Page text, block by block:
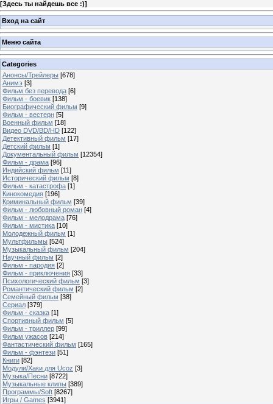
[Здесь ты найдешь все :)]
Вход на сайт
Меню сайта
Categories
Анонсы/Трейлеры [678]
Анимэ [3]
Фильм без перевода [6]
Фильм - боевик [138]
Биографический фильм [9]
Фильм - вестерн [5]
Военный фильм [18]
Видео DVD/BD/HD [122]
Детективный фильм [17]
Детский фильм [1]
Документальный фильм [12354]
Фильм - драма [96]
Индийский фильм [11]
Исторический фильм [8]
Фильм - катастрофа [1]
Кинокомедия [196]
Криминальный фильм [39]
Фильм - любовный роман [4]
Фильм - мелодрама [76]
Фильм - мистика [10]
Молодежный фильм [1]
Мультфильмы [524]
Музыкальный фильм [204]
Научный фильм [2]
Фильм - пародия [2]
Фильм - приключения [33]
Психологический фильм [3]
Романтический фильм [2]
Семейный фильм [38]
Сериал [379]
Фильм - сказка [1]
Спортивный фильм [5]
Фильм - триллер [99]
Фильм ужасов [214]
Фантастический фильм [165]
Фильм - фэнтези [51]
Книги [82]
Модули/Хаки для Ucoz [3]
Музыка/Песни [8722]
Музыкальные клипы [389]
Программы/Soft [8267]
Игры / Games [3941]